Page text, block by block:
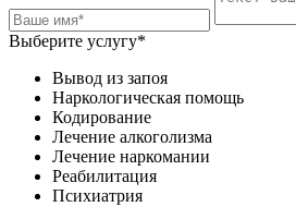
Выберите услугу*
Вывод из запоя
Наркологическая помощь
Кодирование
Лечение алкоголизма
Лечение наркомании
Реабилитация
Психиатрия